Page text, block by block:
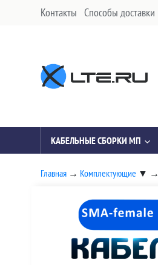
Контакты Способы доставки
КАБЕЛЬНЫЕ СБОРКИ МП
Главная → Комплектующие ▼ →